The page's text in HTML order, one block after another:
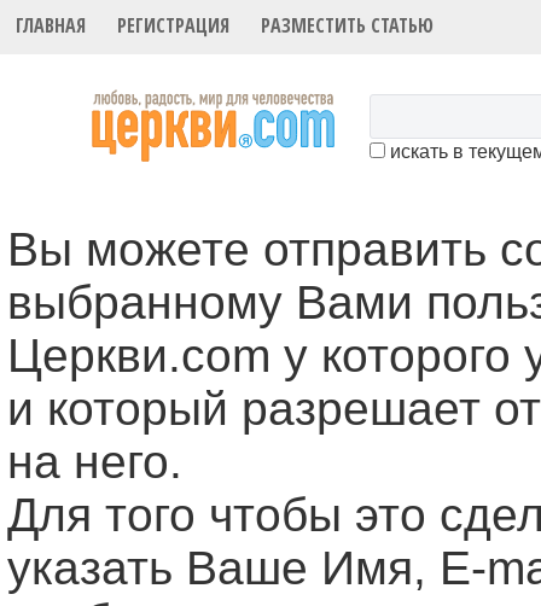
ГЛАВНАЯ РЕГИСТРАЦИЯ РАЗМЕСТИТЬ СТАТЬЮ
искать в
Вы можете отправить
выбранному Вами
Церкви.com у которого
и который разрешает
на него.
Для того чтобы это
указать Ваше Имя, Е-